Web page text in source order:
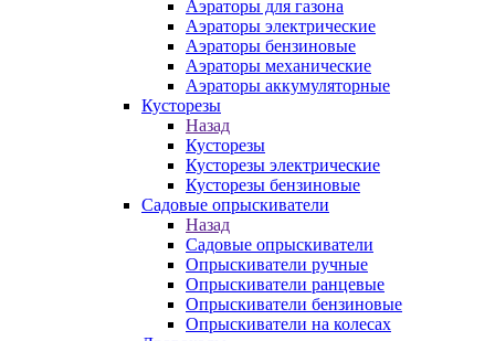
Аэраторы для газона
Аэраторы электрические
Аэраторы бензиновые
Аэраторы механические
Аэраторы аккумуляторные
Кусторезы
Назад
Кусторезы
Кусторезы электрические
Кусторезы бензиновые
Садовые опрыскиватели
Назад
Садовые опрыскиватели
Опрыскиватели ручные
Опрыскиватели ранцевые
Опрыскиватели бензиновые
Опрыскиватели на колесах